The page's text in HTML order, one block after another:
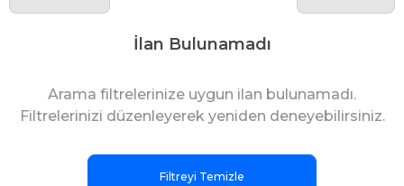
İlan Bulunamadı
Arama filtrelerinize uygun ilan bulunamadı.
Filtrelerinizi düzenleyerek yeniden deneyebilirsiniz.
Filtreyi Temizle